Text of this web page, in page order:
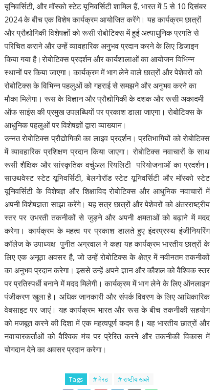
यूनिवर्सिटी, और मॉस्को स्टेट यूनिवर्सिटी शामिल हैं, भारत में 5 से 10 दिसंबर
2024 के बीच एक विशेष कार्यक्रम आयोजित करेंगे। यह कार्यक्रम छात्रों
और प्रौद्योगिकी विशेषज्ञों को रूसी रोबोटिक्स में हुई अत्याधुनिक प्रगति से
परिचित कराने और उन्हें व्यावहारिक अनुभव प्रदान करने के लिए डिजाइन
किया गया है।रोबोटिक्स प्रदर्शन और कार्यशालाओं का आयोजन विभिन्न
स्थानों पर किया जाएगा। कार्यक्रम में भाग लेने वाले छात्रों और पेशेवरों को
रोबोटिक्स के विभिन्न पहलुओं को गहराई से समझने और अनुभव करने का
मौका मिलेगा। रूस के विज्ञान और प्रौद्योगिकी के दशक और रूसी अकादमी
ऑफ साइंस की प्रमुख उपलब्धियों पर प्रकाश डाला जाएगा। रोबोटिक्स के
आधुनिक पहलुओं पर विशेषज्ञों द्वारा व्याख्यान।
उन्नत रोबोटिक्स प्रौद्योगिकी का लाइव प्रदर्शन। प्रतिभागियों को रोबोटिक्स
में व्यावहारिक प्रशिक्षण प्रदान किया जाएगा। रोबोटिक्स नवाचारों के साथ
रूसी शैक्षिक और सांस्कृतिक वर्चुअल रियलिटी परियोजनाओं का प्रदर्शन।
साउथवेस्ट स्टेट यूनिवर्सिटी, बेलगोरॉड स्टेट यूनिवर्सिटी और मॉस्को स्टेट
यूनिवर्सिटी के विशेषज्ञ और शिक्षाविद रोबोटिक्स और आधुनिक नवाचारों में
अपनी विशेषज्ञता साझा करेंगे। यह सत्र छात्रों और पेशेवरों को अंतरराष्ट्रीय
स्तर पर उभरती तकनीकों से जुड़ने और अपनी क्षमताओं को बढ़ाने में मदद
करेगा। कार्यक्रम के महत्व पर प्रकाश डालते हुए इंदरप्रस्थ इंजीनियरिंग
कॉलेज के उपाध्यक्ष पुनीत अग्रवाल ने कहा यह कार्यक्रम भारतीय छात्रों के
लिए एक अनूठा अवसर है, जो उन्हें रोबोटिक्स के क्षेत्र में नवीनतम तकनीकों
का अनुभव प्रदान करेगा। इससे उन्हें अपने ज्ञान और कौशल को वैश्विक स्तर
पर प्रतिस्पर्धी बनाने में मदद मिलेगी। कार्यक्रम में भाग लेने के लिए ऑनलाइन
पंजीकरण खुला है। अधिक जानकारी और संपर्क विवरण के लिए आधिकारिक
वेबसाइट पर जाएं। यह कार्यक्रम भारत और रूस के बीच तकनीकी सहयोग
को मजबूत करने की दिशा में एक महत्वपूर्ण कदम है। यह भारतीय छात्रों और
नवाचारकर्ताओं को वैश्विक मंच पर प्रेरित करने और तकनीकी विकास में
योगदान देने का अवसर प्रदान करेगा।
Tags # मेरठ # राष्टीय खबरे